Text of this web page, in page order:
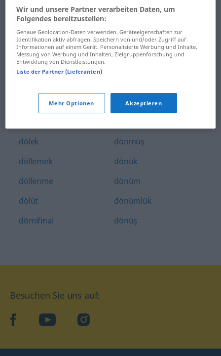
dökünmek
döküntü
döküntülü
döl yatağı
dölek
döllemek
döllenme
dölüt
dömifinal
döngel
dönme dolap
dönmüş
dönük
dönüm
dönümlük
dönüş
Besuchen Sie uns auf:
facebookYouTube Instagram
Wir und unsere Partner verarbeiten Daten, um
Folgendes bereitzustellen:
Genaue Geolocation-Daten verwenden. Geräteeigenschaften zur
Identifikation aktiv abfragen. Speichern von und/oder Zugriff auf
Informationen auf einem Gerät. Personalisierte Werbung und Inhalte,
Messung von Werbung und Inhalten, Zielgruppenforschung und
Entwicklung von Dienstleistungen.
Liste der Partner (Lieferanten)
Mehr Optionen Akzeptieren